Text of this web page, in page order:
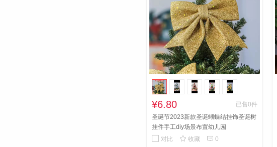
¥6.80
已售0件
圣诞节2023新款圣诞蝴蝶结挂饰圣诞树
挂件手工diy场景布置幼儿园
对比
 收藏  0